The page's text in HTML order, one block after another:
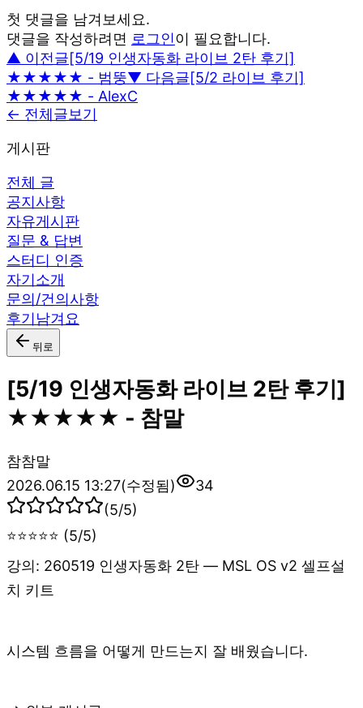
첫 댓글을 남겨보세요.
댓글을 작성하려면 로그인이 필요합니다.
▲ 이전글[5/19 인생자동화 라이브 2탄 후기]
★★★★★ - 범뚱▼ 다음글[5/2 라이브 후기]
★★★★★ - AlexC
← 전체글보기
게시판
전체 글
공지사항
자유게시판
질문 & 답변
스터디 인증
자기소개
문의/건의사항
후기남겨요
뒤로
[5/19 인생자동화 라이브 2탄 후기]
★★★★★ - 참말
참참말
2026.06.15 13:27(수정됨)
34
(5/5)
⭐⭐⭐⭐⭐ (5/5)
강의: 260519 인생자동화 2탄 — MSL OS v2 셀프설
치 키트
시스템 흐름을 어떻게 만드는지 잘 배웠습니다.